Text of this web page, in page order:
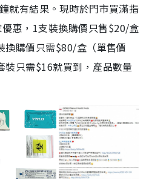
就有結果。現時於門市買滿指
惠，1支裝換購價只售$20/盒
換購價只需$80/盒（單售價
裝只需$16就買到，產品數量